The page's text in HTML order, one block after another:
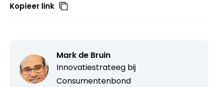
Kopieer link
Mark de Bruin
Innovatiestrateeg bij
Consumentenbond